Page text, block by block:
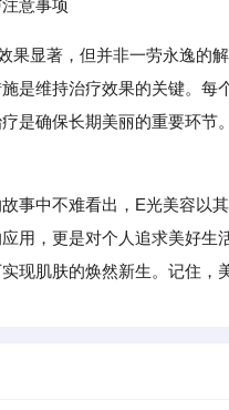
意事项
果显著，但并非一劳永逸的
是维持治疗效果的关键。
是确保长期美丽的重要环节。
中不难看出，E光美容以其
用，更是对个人追求美好生
现肌肤的焕然新生。记住，